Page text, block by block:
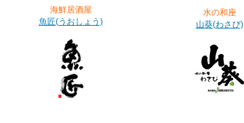
海鮮居酒屋
魚匠(うおしょう)
水の和座
山葵(わさび)